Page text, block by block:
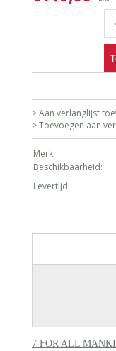
> Aan verlanglijst
> Toevoegen aan
Merk:
Beschikbaarheid:
Levertijd:
7 FOR ALL